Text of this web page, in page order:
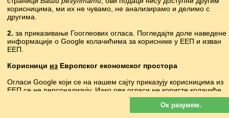
622 – тачке, колица
АБАЗИНСКИ ?
АВАРСКИ
АПХАСКИ
БАСКИЈСКИ eskorga
БЕЛОРУСКИ тачка•tačka
корисницима, ми их не чувамо, не анализирамо и делимо с
другима.
2. за приказивање Гооглеових огласа. Погледајте доле наведене
информације о Google колачићима за кориснике у ЕЕП и изван
ЕЕП.
Корисници из Европског економског простора
Огласи Google који се на нашем сајту приказују корисницима из
ЕЕП се не персонализују. Иако ови огласи не користе колачиће
за персонализацију огласа, користе их за омогућавање
ограничавања учесталости, збирно извештавање о огласима и
борбу против преваре и злоупотребе.
Ок разумем.